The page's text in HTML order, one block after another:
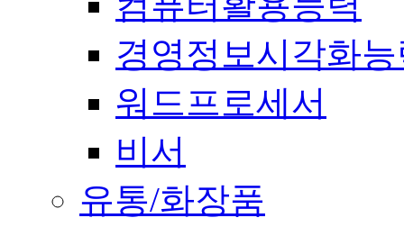
경영정보시각화
워드프로세서
비서
유통/화장품